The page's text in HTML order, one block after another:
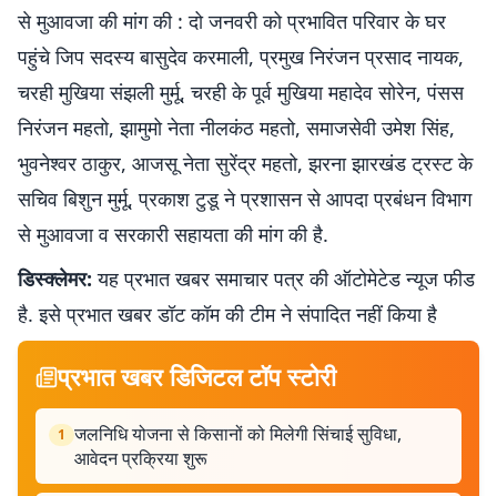
से मुआवजा की मांग की : दो जनवरी को प्रभावित परिवार के घर
पहुंचे जिप सदस्य बासुदेव करमाली, प्रमुख निरंजन प्रसाद नायक,
चरही मुखिया संझली मुर्मू, चरही के पूर्व मुखिया महादेव सोरेन, पंसस
निरंजन महतो, झामुमो नेता नीलकंठ महतो, समाजसेवी उमेश सिंह,
भुवनेश्वर ठाकुर, आजसू नेता सुरेंद्र महतो, झरना झारखंड ट्रस्ट के
सचिव बिशुन मुर्मू, प्रकाश टुडू ने प्रशासन से आपदा प्रबंधन विभाग
से मुआवजा व सरकारी सहायता की मांग की है.
डिस्क्लेमर: यह प्रभात खबर समाचार पत्र की ऑटोमेटेड न्यूज फीड
है. इसे प्रभात खबर डॉट कॉम की टीम ने संपादित नहीं किया है
प्रभात खबर डिजिटल टॉप स्टोरी
1 जलनिधि योजना से किसानों को मिलेगी सिंचाई सुविधा,
आवेदन प्रक्रिया शुरू